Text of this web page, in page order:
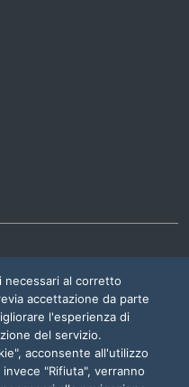
necessari al corretto
accettazione da parte
l'esperienza di
del servizio.
acconsente all'utilizzo
"Rifiuta", verranno